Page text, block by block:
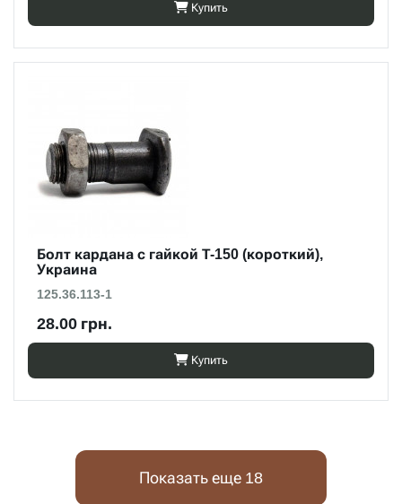
Купить
Болт кардана с гайкой Т-150 (короткий),
Украина
125.36.113-1
28.00 грн.
Купить
Показать еще 18